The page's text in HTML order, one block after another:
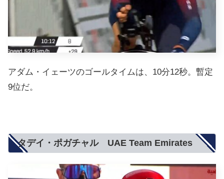
アダム・イェーツのゴールタイムは、10分12秒。暫定
9位だ。
タデイ・ポガチャル UAE Team Emirates